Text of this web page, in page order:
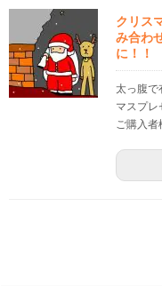
クリス
み合わ
に！！
太っ腹
マスプレ
ご購入